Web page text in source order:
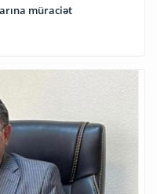
müraciət